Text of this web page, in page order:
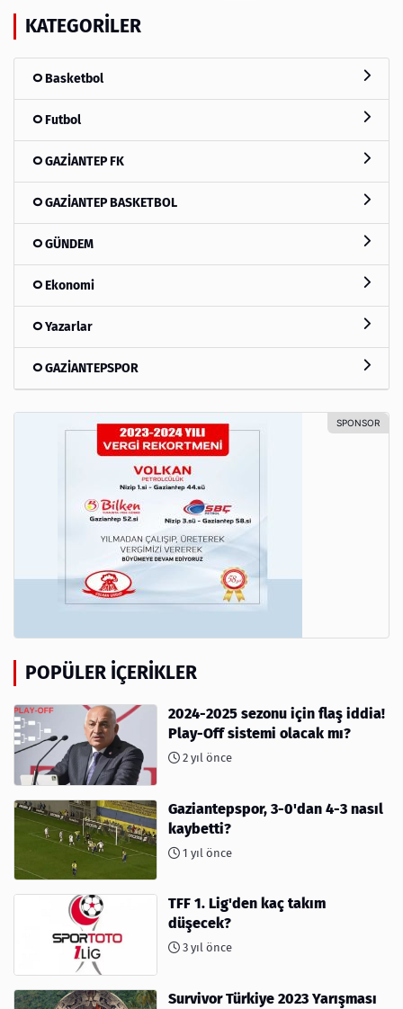
KATEGORILER
Basketbol
Futbol
GAZİANTEP FK
GAZİANTEP BASKETBOL
GÜNDEM
Ekonomi
Yazarlar
GAZİANTEPSPOR
POPÜLER İÇERIKLER
2024-2025 sezonu için flaş iddia!
Play-Off sistemi olacak mı?
2 yıl önce
Gaziantepspor, 3-0'dan 4-3 nasıl
kaybetti?
1 yıl önce
TFF 1. Lig'den kaç takım
düşecek?
3 yıl önce
Survivor Türkiye 2023 Yarışması